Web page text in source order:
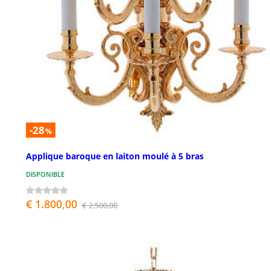
-28%
Applique baroque en laiton moulé à 5 bras
DISPONIBLE
€ 1.800,00 € 2.500,00